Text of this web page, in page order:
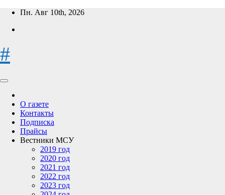
Перейти
содержимому
Пн. Авг 10th, 2026
#
О газете
Контакты
Подписка
Прайсы
Вестники МСУ
2019 год
2020 год
2021 год
2022 год
2023 год